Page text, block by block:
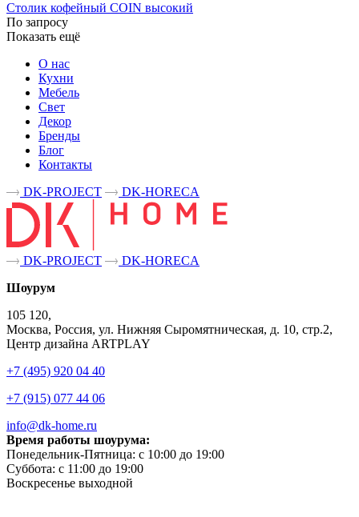
Столик кофейный COIN высокий
По запросу
Показать ещё
О нас
Кухни
Мебель
Свет
Декор
Бренды
Блог
Контакты
DK-PROJECT
DK-HORECA
DK-PROJECT
DK-HORECA
Шоурум
105 120,
Москва, Россия, ул. Нижняя Сыромятническая, д. 10, стр.2,
Центр дизайна ARTPLAY
+7 (495) 920 04 40
+7 (915) 077 44 06
info@dk-home.ru
Время работы шоурума:
Понедельник-Пятница: c 10:00 до 19:00
Суббота: c 11:00 до 19:00
Воскресенье выходной